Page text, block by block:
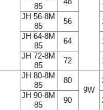
85
JH 56-8M
85
56
JH 64-8M
85
64
JH 72-8M
85
72
JH 80-8M
85
80
9W
JH 90-8M
85
90